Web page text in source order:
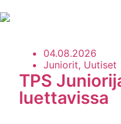
04.08.2026
Juniorit, Uutiset
TPS
luettavissa